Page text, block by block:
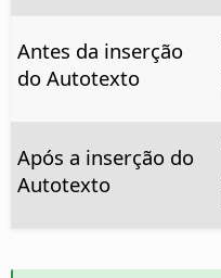
Antes da inserção
do Autotexto
Após a inserção do
Autotexto